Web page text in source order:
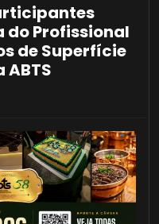
do Profissional
de Superfície
ABTS